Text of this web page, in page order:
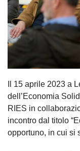
Il 15 aprile 2023 a
dell’Economia
RIES in
incontro dal titolo
opportuno, in cui si